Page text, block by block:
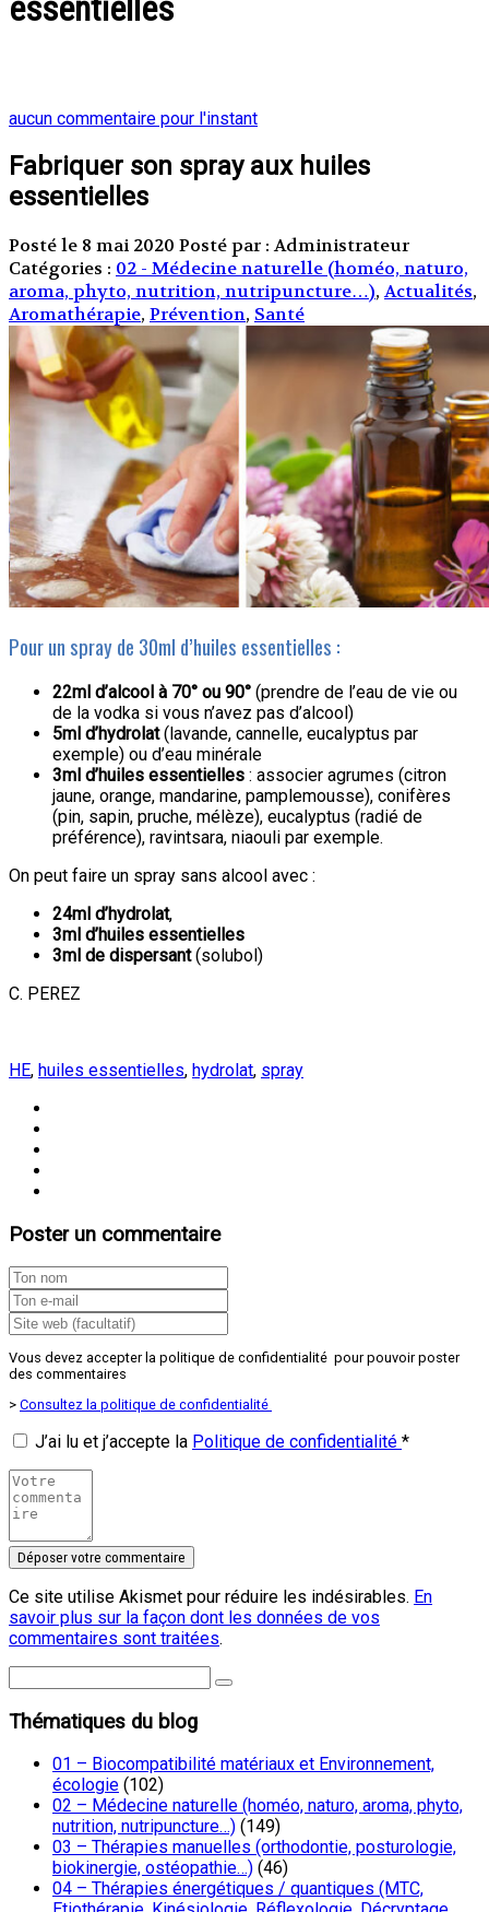
essentielles
aucun commentaire pour l'instant
Fabriquer son spray aux huiles
essentielles
Posté le 8 mai 2020 Posté par : Administrateur
Catégories : 02 - Médecine naturelle (homéo, naturo,
aroma, phyto, nutrition, nutripuncture…),Actualités,
Aromathérapie, Prévention, Santé
Pour un spray de 30ml d’huiles essentielles :
22ml d’alcool à 70° ou 90° (prendre de l’eau de vie ou
de la vodka si vous n’avez pas d’alcool)
5ml d’hydrolat(lavande, cannelle, eucalyptus par
exemple) ou d’eau minérale
3ml d’huiles essentielles : associer agrumes (citron
jaune, orange, mandarine, pamplemousse), conifères
(pin, sapin, pruche, mélèze), eucalyptus (radié de
préférence), ravintsara, niaouli par exemple.
On peut faire un spray sans alcool avec :
24ml d’hydrolat,
3ml d’huiles essentielles
3ml de dispersant(solubol)
C. PEREZ
HE, huiles essentielles, hydrolat, spray
Poster un commentaire
Vous devez accepter la politique de confidentialité pour pouvoir poster
des commentaires
> Consultez la politique de confidentialité
J’ai lu et j’accepte la Politique de confidentialité *
Ce site utilise Akismet pour réduire les indésirables. En
savoir plus sur la façon dont les données de vos
commentaires sont traitées.
Thématiques du blog
01 – Biocompatibilité matériaux et Environnement,
écologie (102)
02 – Médecine naturelle (homéo, naturo, aroma, phyto,
nutrition, nutripuncture…) (149)
03 – Thérapies manuelles (orthodontie, posturologie,
biokinergie, ostéopathie…) (46)
04 – Thérapies énergétiques / quantiques (MTC,